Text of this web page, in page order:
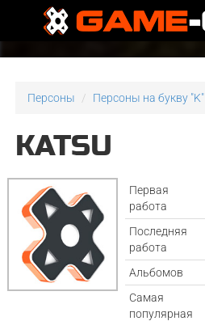
Персоны Персоны на букву "K"
KATSU
Первая
работа
Последняя
работа
Альбомов
Самая
популярная